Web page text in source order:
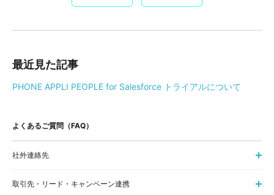
最近見た記事
PHONE APPLI PEOPLE for Salesforce トライアルについて
よくあるご質問（FAQ）
社外連絡先
取引先・リード・キャンペーン連携